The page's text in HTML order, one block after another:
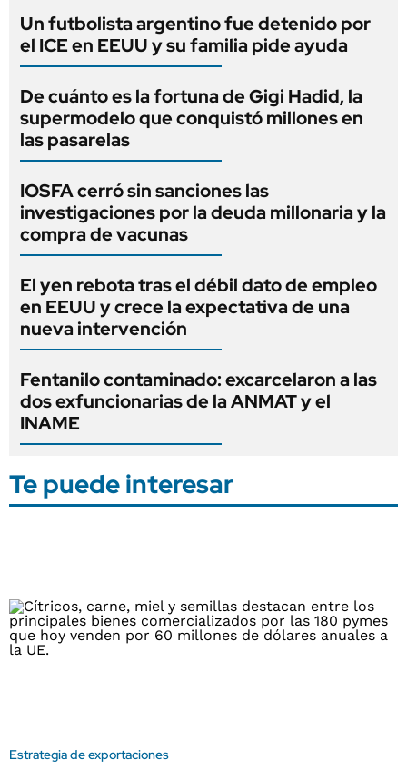
Un futbolista argentino fue detenido por
el ICE en EEUU y su familia pide ayuda
De cuánto es la fortuna de Gigi Hadid, la
supermodelo que conquistó millones en
las pasarelas
IOSFA cerró sin sanciones las
investigaciones por la deuda millonaria y la
compra de vacunas
El yen rebota tras el débil dato de empleo
en EEUU y crece la expectativa de una
nueva intervención
Fentanilo contaminado: excarcelaron a las
dos exfuncionarias de la ANMAT y el
INAME
Te puede interesar
Estrategia de exportaciones